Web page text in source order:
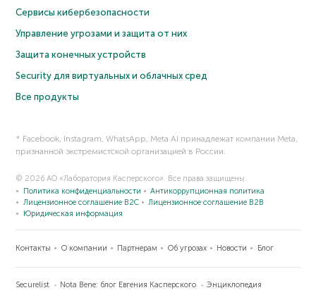
Сервисы кибербезопасности
Управление угрозами и защита от них
Защита конечных устройств
Security для виртуальных и облачных сред
Все продукты
* Facebook, Instagram, WhatsApp, Meta AI принадлежат компании Meta,
признанной экстремистской организацией в России.
© 2026 АО «Лаборатория Касперского». Все права защищены.
Политика конфиденциальности
Антикоррупционная политика
Лицензионное соглашение B2C
Лицензионное соглашение B2B
Юридическая информация
Контакты О компании Партнерам Об угрозах Новости Блог
Securelist Nota Bene: блог Евгения Касперского
Энциклопедия